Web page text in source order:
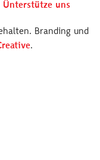
Ünterstütze uns
Branding und
.